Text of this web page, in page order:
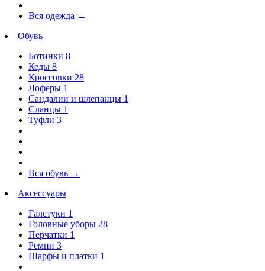
Вся одежда →
Обувь
Ботинки 8
Кеды 8
Кроссовки 28
Лоферы 1
Сандалии и шлепанцы 1
Сланцы 1
Туфли 3
Вся обувь →
Аксессуары
Галстуки 1
Головные уборы 28
Перчатки 1
Ремни 3
Шарфы и платки 1